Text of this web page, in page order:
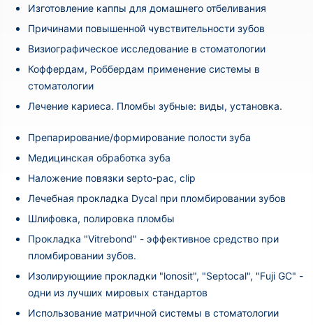
Изготовление каппы для домашнего отбеливания
Причинами повышенной чувствительности зубов
Визиографическое исследование в стоматологии
Коффердам, Роббердам применение системы в
стоматологии
Лечение кариеса. Пломбы зубные: виды, установка.
Препарирование/формирование полости зуба
Медицинская обработка зуба
Наложение повязки septo-pac, clip
Лечебная прокладка Dycal при пломбировании зубов
Шлифовка, полировка пломбы
Прокладка "Vitrebond" - эффективное средство при
пломбировании зубов.
Изолирующиие прокладки "lonosit", "Septocal", "Fuji GC" -
одни из лучших мировых стандартов
Использование матричной системы в стоматологии